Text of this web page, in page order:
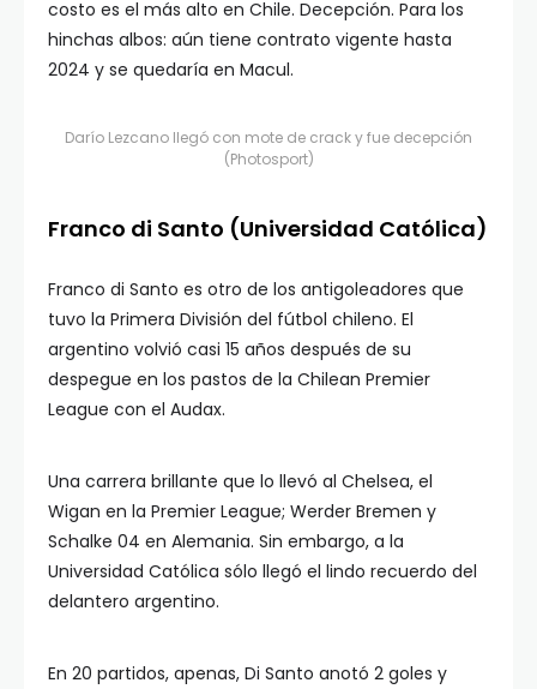
costo es el más alto en Chile. Decepción. Para los
hinchas albos: aún tiene contrato vigente hasta
2024 y se quedaría en Macul.
Darío Lezcano llegó con mote de crack y fue decepción
(Photosport)
Franco di Santo (Universidad Católica)
Franco di Santo es otro de los antigoleadores que
tuvo la Primera División del fútbol chileno. El
argentino volvió casi 15 años después de su
despegue en los pastos de la Chilean Premier
League con el Audax.
Una carrera brillante que lo llevó al Chelsea, el
Wigan en la Premier League; Werder Bremen y
Schalke 04 en Alemania. Sin embargo, a la
Universidad Católica sólo llegó el lindo recuerdo del
delantero argentino.
En 20 partidos, apenas, Di Santo anotó 2 goles y